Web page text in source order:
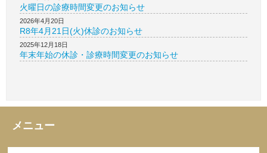
火曜日の診療時間変更のお知らせ
2026年4月20日
R8年4月21日(火)休診のお知らせ
2025年12月18日
年末年始の休診・診療時間変更のお知らせ
メニュー